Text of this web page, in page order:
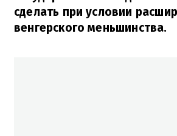
сделать при условии
венгерского меньшинства.